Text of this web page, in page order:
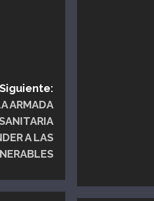
Siguiente:
ARMADA
A LAS